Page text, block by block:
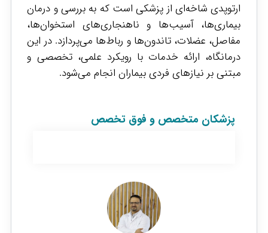
ارتوپدی شاخه‌ای از پزشکی است که به بررسی و درمان
بیماری‌ها، آسیب‌ها و ناهنجاری‌های استخوان‌ها،
مفاصل، عضلات، تاندون‌ها و رباط‌ها می‌پردازد. در این
درمانگاه، ارائه خدمات با رویکرد علمی، تخصصی و
مبتنی بر نیازهای فردی بیماران انجام می‌شود.
پزشکان متخصص و فوق تخصص